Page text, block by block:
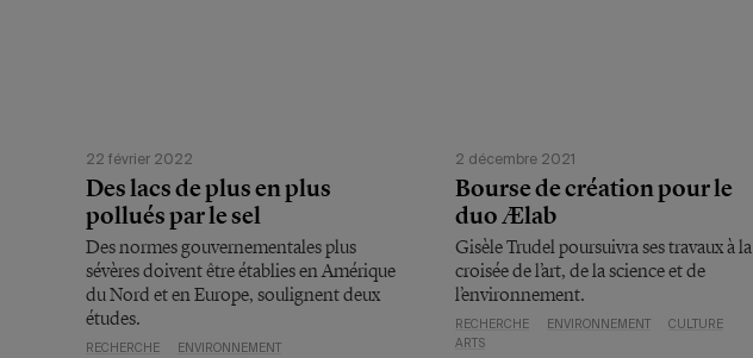
22 février 2022
Des lacs de plus en plus
pollués par le sel
Des normes gouvernementales plus
sévères doivent être établies en Amérique
du Nord et en Europe, soulignent deux
études.
RECHERCHE
ENVIRONNEMENT
2 décembre 2021
Bourse de création pour le
duo Ælab
Gisèle Trudel poursuivra ses travaux à la
croisée de l’art, de la science et de
l’environnement.
RECHERCHE ENVIRONNEMENT
CULTURE
ARTS